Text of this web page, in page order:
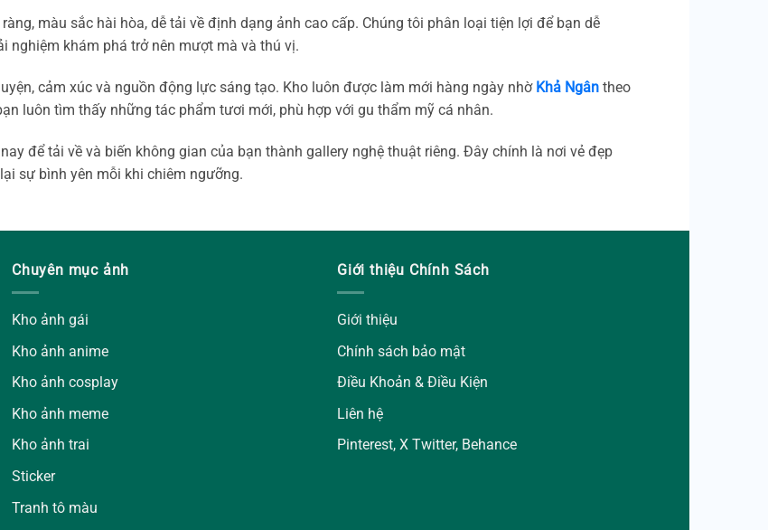
màu sắc hài hòa, dễ tải về định dạng ảnh cao cấp. Chúng tôi phân loại tiện lợi để bạn dễ
nghiệm khám phá trở nên mượt mà và thú vị.
cảm xúc và nguồn động lực sáng tạo. Kho luôn được làm mới hàng ngày nhờ Khả Ngân theo
luôn tìm thấy những tác phẩm tươi mới, phù hợp với gu thẩm mỹ cá nhân.
để tải về và biến không gian của bạn thành gallery nghệ thuật riêng. Đây chính là nơi vẻ đẹp
sự bình yên mỗi khi chiêm ngưỡng.
Chuyên mục ảnh
Kho ảnh gái
Kho ảnh anime
Kho ảnh cosplay
Kho ảnh meme
Kho ảnh trai
Sticker
Tranh tô màu
Giới thiệu Chính Sách
Giới thiệu
Chính sách bảo mật
Điều Khoản & Điều Kiện
Liên hệ
Pinterest, X Twitter, Behance